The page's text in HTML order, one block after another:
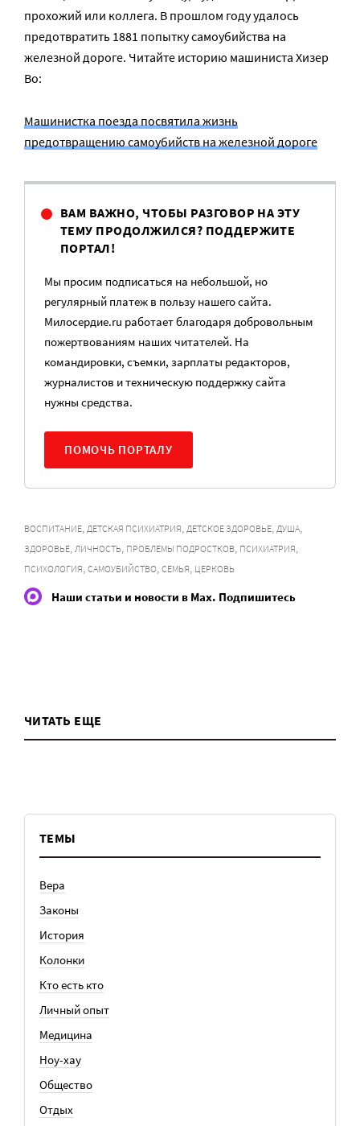
прохожий или коллега. В прошлом году удалось
предотвратить 1881 попытку самоубийства на
железной дороге. Читайте историю машиниста Хизер
Во:
Машинистка поезда посвятила жизнь
предотвращению самоубийств на железной дороге
ВАМ ВАЖНО, ЧТОБЫ РАЗГОВОР НА ЭТУ
ТЕМУ ПРОДОЛЖИЛСЯ? ПОДДЕРЖИТЕ
ПОРТАЛ!
Мы просим подписаться на небольшой, но
регулярный платеж в пользу нашего сайта.
Милосердие.ru работает благодаря добровольным
пожертвованиям наших читателей. На
командировки, съемки, зарплаты редакторов,
журналистов и техническую поддержку сайта
нужны средства.
ПОМОЧЬ ПОРТАЛУ
ВОСПИТАНИЕ, ДЕТСКАЯ ПСИХИАТРИЯ, ДЕТСКОЕ ЗДОРОВЬЕ, ДУША,
ЗДОРОВЬЕ, ЛИЧНОСТЬ, ПРОБЛЕМЫ ПОДРОСТКОВ, ПСИХИАТРИЯ,
ПСИХОЛОГИЯ, САМОУБИЙСТВО, СЕМЬЯ, ЦЕРКОВЬ
Наши статьи и новости в Max. Подпишитесь
ЧИТАТЬ ЕЩЕ
ТЕМЫ
Вера
Законы
История
Колонки
Кто есть кто
Личный опыт
Медицина
Ноу-хау
Общество
Отдых